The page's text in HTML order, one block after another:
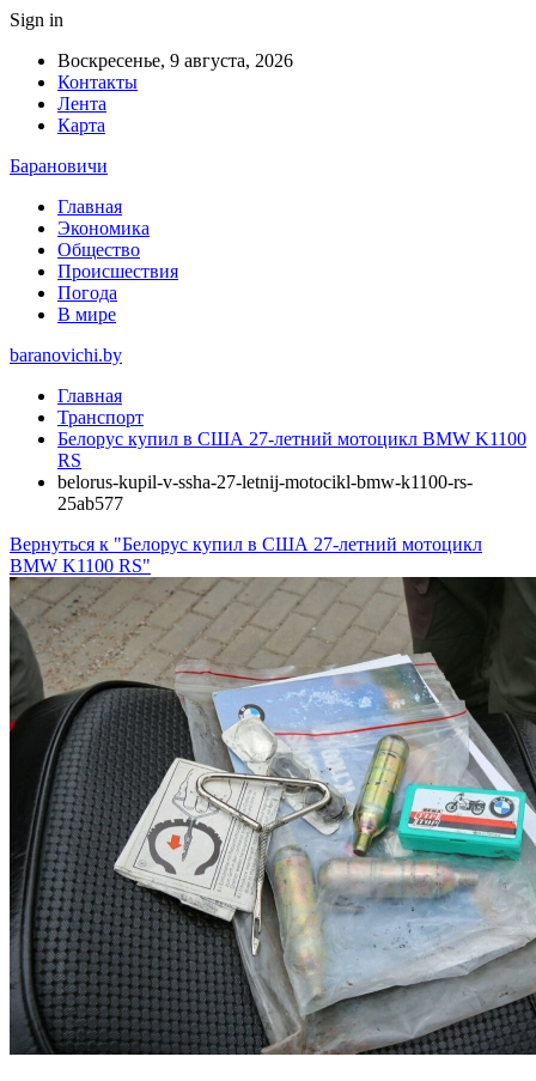
Sign in
Воскресенье, 9 августа, 2026
Контакты
Лента
Карта
Барановичи
Главная
Экономика
Общество
Происшествия
Погода
В мире
baranovichi.by
Главная
Транспорт
Белорус купил в США 27-летний мотоцикл BMW K1100
RS
belorus-kupil-v-ssha-27-letnij-motocikl-bmw-k1100-rs-
25ab577
Вернуться к "Белорус купил в США 27-летний мотоцикл
BMW K1100 RS"